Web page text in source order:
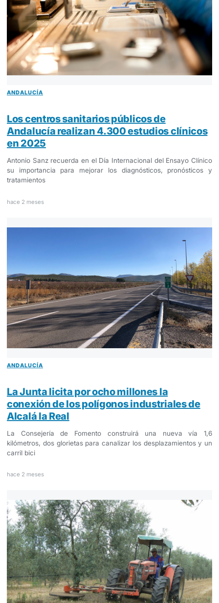
ANDALUCÍA
Los centros sanitarios públicos de
Andalucía realizan 4.300 estudios clínicos
en 2025
Antonio Sanz recuerda en el Día Internacional del Ensayo Clínico
su importancia para mejorar los diagnósticos, pronósticos y
tratamientos
hace 2 meses
ANDALUCÍA
La Junta licita por ocho millones la
conexión de los polígonos industriales de
Alcalá la Real
La Consejería de Fomento construirá una nueva vía 1,6
kilómetros, dos glorietas para canalizar los desplazamientos y un
carril bici
hace 2 meses